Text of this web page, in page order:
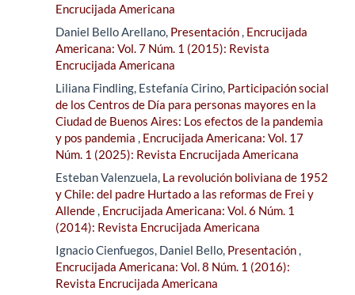
Encrucijada Americana
Daniel Bello Arellano, Presentación, Encrucijada
Americana: Vol. 7 Núm. 1 (2015): Revista
Encrucijada Americana
Liliana Findling, Estefanía Cirino, Participación social
de los Centros de Día para personas mayores en la
Ciudad de Buenos Aires: Los efectos de la pandemia
y pos pandemia , Encrucijada Americana: Vol. 17
Núm. 1 (2025): Revista Encrucijada Americana
Esteban Valenzuela, La revolución boliviana de 1952
y Chile: del padre Hurtado a las reformas de Frei y
Allende, Encrucijada Americana: Vol. 6 Núm. 1
(2014): Revista Encrucijada Americana
Ignacio Cienfuegos, Daniel Bello, Presentación,
Encrucijada Americana: Vol. 8 Núm. 1 (2016):
Revista Encrucijada Americana